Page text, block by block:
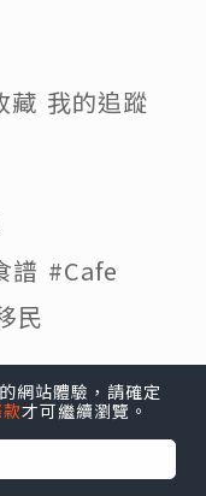
藏 我的追蹤
譜 #Cafe
民
網站體驗，請確定
才可繼續瀏覽。